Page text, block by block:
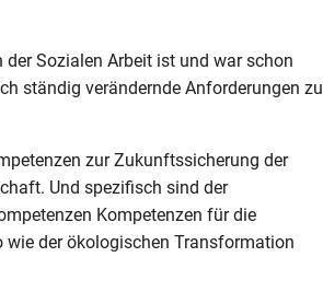
Sozialen Arbeit ist und war schon
ständig verändernde Anforderungen zu
zur Zukunftssicherung der
Und spezifisch sind der
Kompetenzen für die
wie der ökologischen Transformation